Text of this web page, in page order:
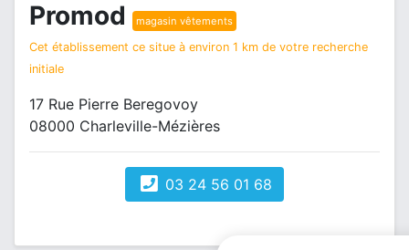
Promod magasin vêtements
Cet établissement ce situe à environ 1 km de votre recherche
initiale
17 Rue Pierre Beregovoy
08000 Charleville-Mézières
03 24 56 01 68